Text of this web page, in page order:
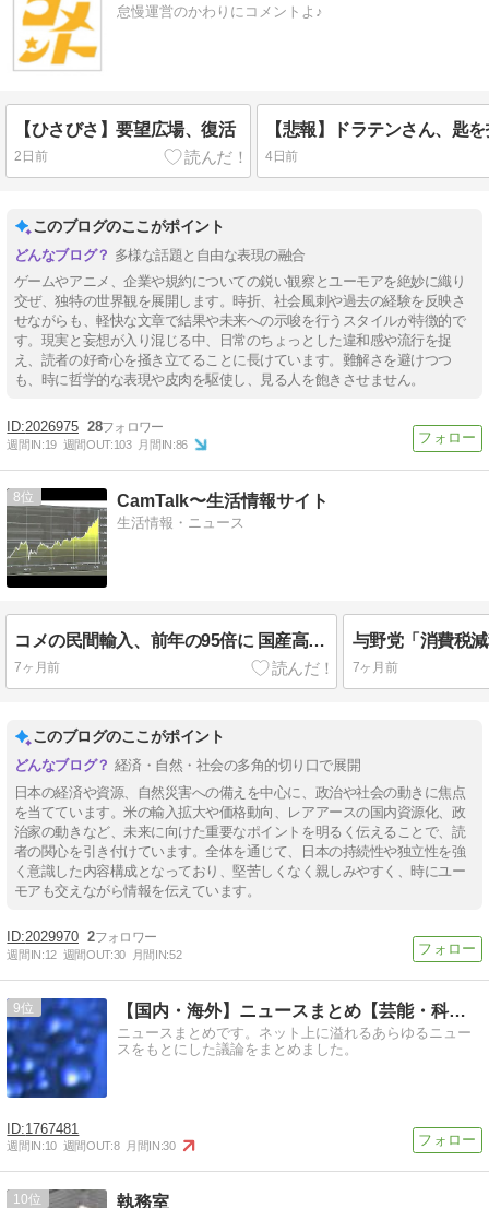
怠慢運営のかわりにコメントよ♪
【ひさびさ】要望広場、復活
2日前 4日前
このブログのここがポイント
多様な話題と自由な表現の融合
ゲームやアニメ、企業や規約についての鋭い観察とユーモアを絶妙に織り
交ぜ、独特の世界観を展開します。時折、社会風刺や過去の経験を反映さ
せながらも、軽快な文章で結果や未来への示唆を行うスタイルが特徴的で
す。現実と妄想が入り混じる中、日常のちょっとした違和感や流行を捉
え、読者の好奇心を掻き立てることに長けています。難解さを避けつつ
も、時に哲学的な表現や皮肉を駆使し、見る人を飽きさせません。
2026975 28
週間IN:19 週間OUT:103 月間IN:86
8 CamTalk〜生活情報サイト
生活情報・ニュース
コメの民間輸入、前年の95倍に 国産高騰、関税を払っても外国産に割安感
7ヶ月前
与野党「消費税
7ヶ月前
このブログのここがポイント
経済・自然・社会の多角的切り口で展開
日本の経済や資源、自然災害への備えを中心に、政治や社会の動きに焦点
を当てています。米の輸入拡大や価格動向、レアアースの国内資源化、政
治家の動きなど、未来に向けた重要なポイントを明るく伝えることで、読
者の関心を引き付けています。全体を通じて、日本の持続性や独立性を強
く意識した内容構成となっており、堅苦しくなく親しみやすく、時にユー
モアも交えながら情報を伝えています。
2029970 2
週間IN:12 週間OUT:30 月間IN:52
9 【国内・海外】ニュースまとめ【芸能・科学・エトセトラ】
ニュースまとめです。ネット上に溢れるあらゆるニュー
スをもとにした議論をまとめました。
1767481
週間IN:10 週間OUT:8 月間IN:30
10 執務室